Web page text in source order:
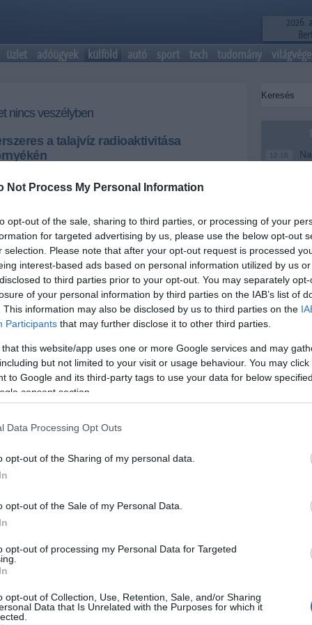
Not Process My Personal Information
opt-out of the sale, sharing to third parties, or processing of your
for targeted advertising by us, please use the below opt-out
selection. Please note that after your opt-out request is processed
interest-based ads based on personal information utilized by us
to third parties prior to your opt-out. You may separately
of your personal information by third parties on the IAB’s list of
This information may also be disclosed by us to third parties on the
Participants that may further disclose it to other third parties.
that this website/app uses one or more Google services and may
but not limited to your visit or usage behaviour. You may
to Google and its third-party tags to use your data for below
consent section.
Data Processing Opt Outs
opt-out of the Sharing of my personal data.
opt-out of the Sale of my Personal Data.
opt-out of processing my Personal Data for Targeted
opt-out of Collection, Use, Retention, Sale, and/or Sharing
Data that Is Unrelated with the Purposes for which it
2026.
üzlet adóügyek külföld autó sport tech tudomány világvége
nincs veszélyben
a talajvíz radioaktivitása
környékén tízezerszer haladja meg az
+ -
Power Co. (Tepco) szóvivője, Macumo Naojuki
feltételezése szerint asugárszennyezésnem
eket.
egyikének alól, 15 méteres mélységből vett
131-es izotópjának a koncentrációja a
az egészségügyi szempontból megengedett
lebomlik, felezési ideje nyolc nap.
csütörtökön közölték, hogy a Fukusima-1
a megengedettnek több mint
a tengervíz
a kitelepítési zóna?
12:16
20:46
16:12
A
12:56
Nem is
Tanár Úr
Mit